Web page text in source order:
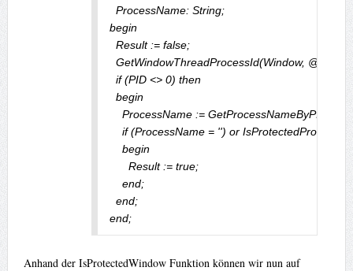
  ProcessName: String;
begin
  Result := false;
  GetWindowThreadProcessId(Window, @PID);
  if (PID <> 0) then
  begin
ProcessName :=
if (ProcessName = '') or
    begin
      Result := true;
    end;
  end;
end;
Anhand der IsProtectedWindow Funktion können wir nun auf